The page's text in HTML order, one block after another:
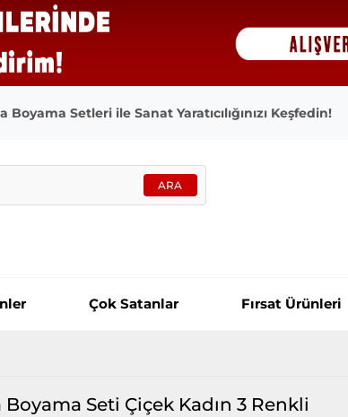
Boyama Setleri ile Sanat Yaratıcılığınızı Keşfedin!
Çok Satanlar Fırsat Ürünleri
Boyama Seti Çiçek Kadın 3 Renkli